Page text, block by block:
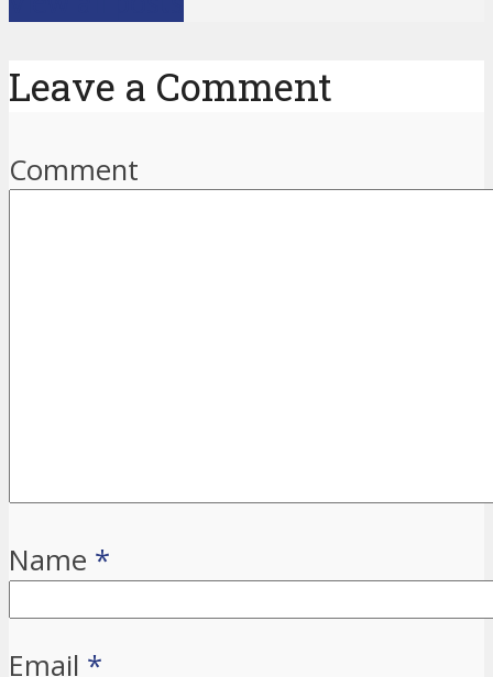
Leave a Comment
Comment
Name *
Email *